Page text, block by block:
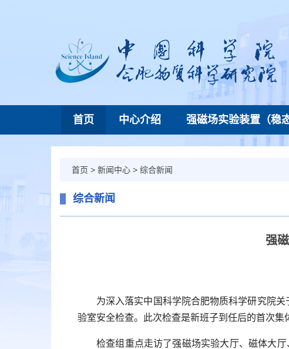
首页 中心介绍 强磁场实验装置（稳态
首页 > 新闻中心 > 综合新闻
综合新闻
强
为深入落实中国科学院合肥物质科学研究院
验室安全检查。此次检查是新班子到任后的首次集
检查组重点走访了强磁场实验大厅、磁体大